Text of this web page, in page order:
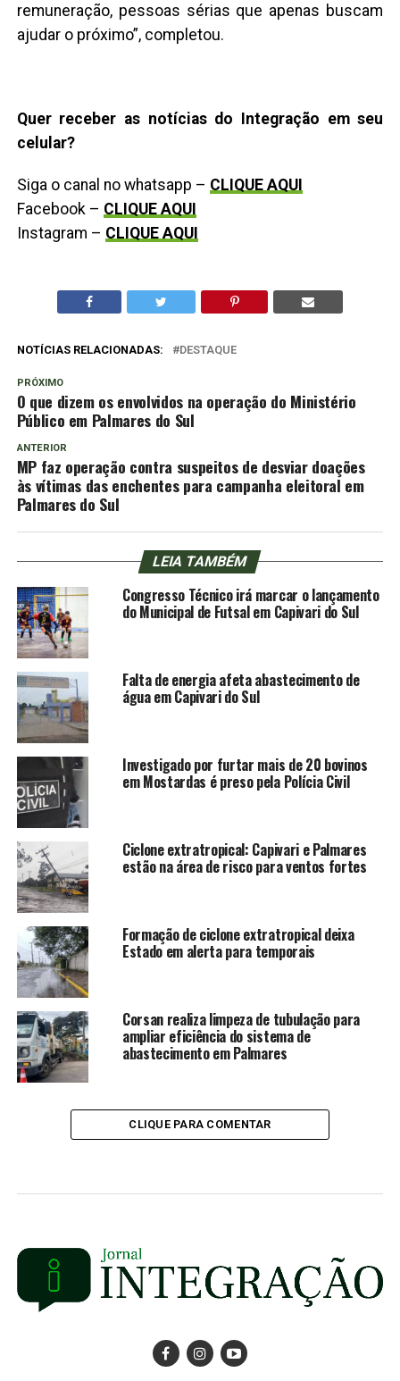
remuneração, pessoas sérias que apenas buscam
ajudar o próximo”, completou.
Quer receber as notícias do Integração em seu
celular?
Siga o canal no whatsapp – CLIQUE AQUI
Facebook – CLIQUE AQUI
Instagram – CLIQUE AQUI
NOTÍCIAS RELACIONADAS: DESTAQUE
PRÓXIMO
O que dizem os envolvidos na operação do Ministério
Público em Palmares do Sul
ANTERIOR
MP faz operação contra suspeitos de desviar doações
às vítimas das enchentes para campanha eleitoral em
Palmares do Sul
LEIA TAMBÉM
Congresso Técnico irá marcar o lançamento
do Municipal de Futsal em Capivari do Sul
Falta de energia afeta abastecimento de
água em Capivari do Sul
Investigado por furtar mais de 20 bovinos
em Mostardas é preso pela Polícia Civil
Ciclone extratropical: Capivari e Palmares
estão na área de risco para ventos fortes
Formação de ciclone extratropical deixa
Estado em alerta para temporais
Corsan realiza limpeza de tubulação para
ampliar eficiência do sistema de
abastecimento em Palmares
CLIQUE PARA COMENTAR